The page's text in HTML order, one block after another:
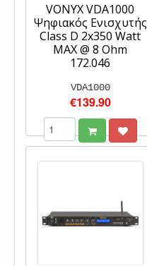
VONYX VDA1000
Ψηφιακός Ενισχυτής
Class D 2x350 Watt
MAX @ 8 Ohm
172.046
VDA1000
€139.90